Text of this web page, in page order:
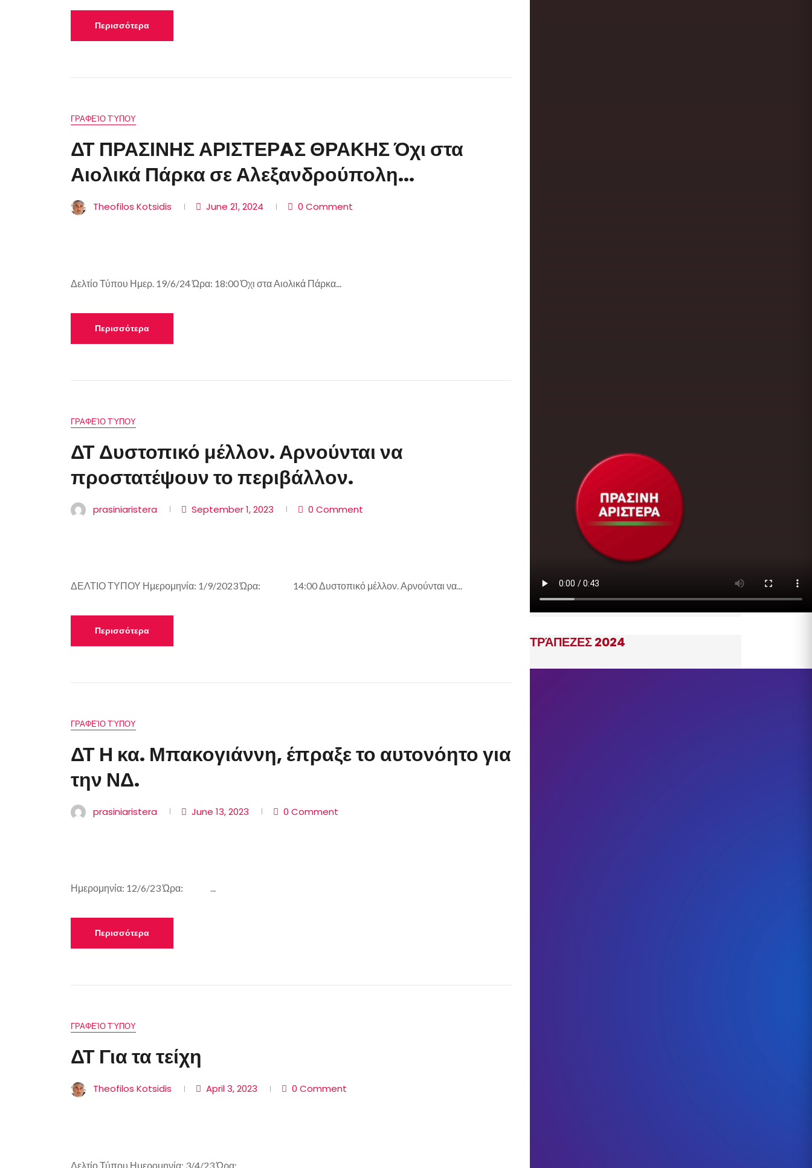
Περισσότερα
ΓΡΑΦΕΊΟ ΤΎΠΟΥ
ΔΤ ΠΡΑΣΙΝΗΣ ΑΡΙΣΤΕΡAΣ ΘΡΑΚΗΣ Όχι στα
Αιολικά Πάρκα σε Αλεξανδρούπολη...
Theofilos Kotsidis June 21, 2024 0 Comment
Δελτίο Τύπου Ημερ. 19/6/24 Ώρα: 18:00 Όχι στα Αιολικά Πάρκα...
Περισσότερα
ΓΡΑΦΕΊΟ ΤΎΠΟΥ
ΔΤ Δυστοπικό μέλλον. Αρνούνται να
προστατέψουν το περιβάλλον.
prasiniaristera September 1, 2023 0 Comment
ΔΕΛΤΙΟ ΤΥΠΟΥ Ημερομηνία: 1/9/2023 Ώρα: 14:00 Δυστοπικό μέλλον. Αρνούνται να...
Περισσότερα
ΓΡΑΦΕΊΟ ΤΎΠΟΥ
ΔΤ Η κα. Μπακογιάννη, έπραξε το αυτονόητο για
την ΝΔ.
prasiniaristera June 13, 2023 0 Comment
Ημερομηνία: 12/6/23 Ώρα: ...
Περισσότερα
ΓΡΑΦΕΊΟ ΤΎΠΟΥ
ΔΤ Για τα τείχη
Theofilos Kotsidis April 3, 2023 0 Comment
Δελτίο Τύπου Ημερομηνία: 3/4/23 Ώρα: ...
ΤΡΆΠΕΖΕΣ 2024